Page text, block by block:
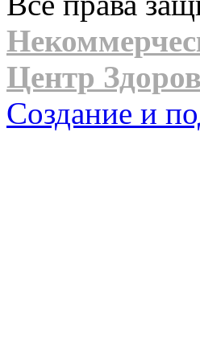
Центр
Создание и